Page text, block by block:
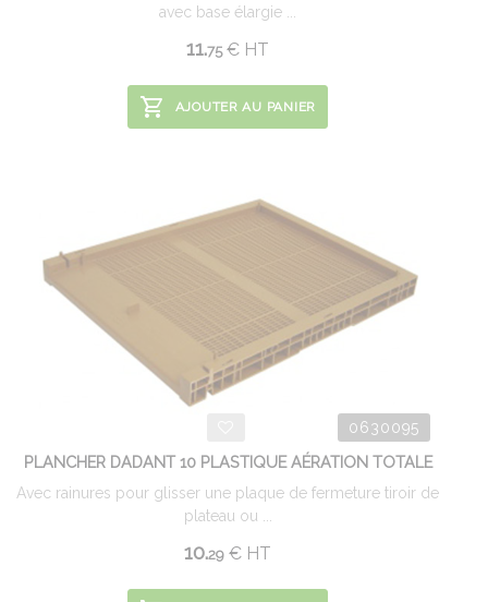
avec base élargie ...
11.75 € HT
AJOUTER AU PANIER
0630095
PLANCHER DADANT 10 PLASTIQUE AÉRATION TOTALE
Avec rainures pour glisser une plaque de fermeture tiroir de
plateau ou ...
10.29 € HT